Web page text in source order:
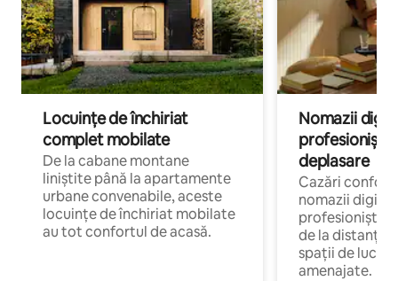
Locuințe de închiriat
complet mobilate
De la cabane montane
liniștite până la apartamente
urbane convenabile, aceste
locuințe de închiriat mobilate
au tot confortul de acasă.
Nomazii
profesioniștii
deplasare
Cazări
nomazii
profesioniștii
de la distanță,
spații de lucru
amenajate.